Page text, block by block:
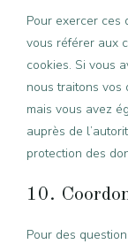
Pour exercer ces
vous référer aux
cookies. Si vous
nous traitons vos
mais vous avez
auprès de
protection des
10.
Pour des